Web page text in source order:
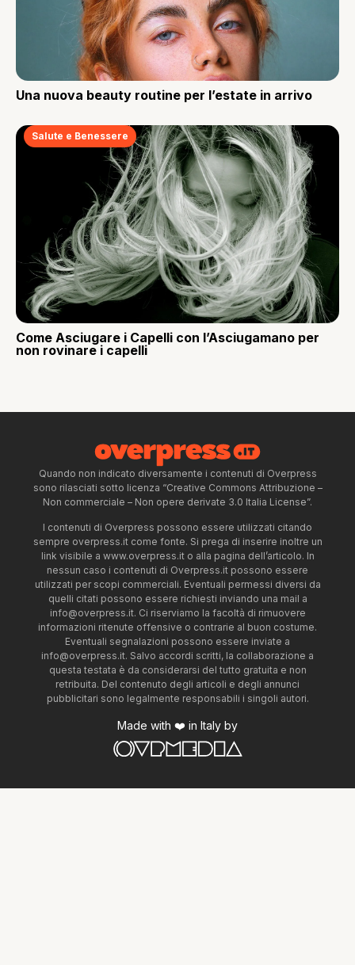
Una nuova beauty routine per l’estate in arrivo
Salute e Benessere
Come Asciugare i Capelli con l’Asciugamano per
non rovinare i capelli
Quando non indicato diversamente i contenuti di Overpress
sono rilasciati sotto licenza “Creative Commons Attribuzione –
Non commerciale – Non opere derivate 3.0 Italia License”.
I contenuti di Overpress possono essere utilizzati citando
sempre overpress.it come fonte. Si prega di inserire inoltre un
link visibile a www.overpress.it o alla pagina dell’articolo. In
nessun caso i contenuti di Overpress.it possono essere
utilizzati per scopi commerciali. Eventuali permessi diversi da
quelli citati possono essere richiesti inviando una mail a
info@overpress.it. Ci riserviamo la facoltà di rimuovere
informazioni ritenute offensive o contrarie al buon costume.
Eventuali segnalazioni possono essere inviate a
info@overpress.it. Salvo accordi scritti, la collaborazione a
questa testata è da considerarsi del tutto gratuita e non
retribuita. Del contenuto degli articoli e degli annunci
pubblicitari sono legalmente responsabili i singoli autori.
Made with ❤️ in Italy by